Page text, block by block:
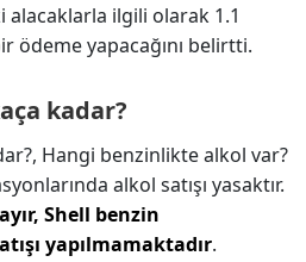
alacaklarla ilgili olarak 1.1
ödeme yapacağını belirtti.
kadar?
Hangi benzinlikte alkol var?
alkol satışı yasaktır.
Shell benzin
yapılmamaktadır.